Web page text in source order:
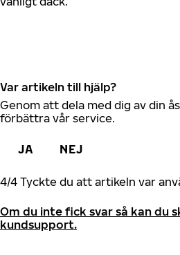
Var artikeln till hjälp?
Genom att dela med dig av din
förbättra vår service.
JA NEJ
4/4 Tyckte du att artikeln var
Om du inte fick svar så kan du
kundsupport.